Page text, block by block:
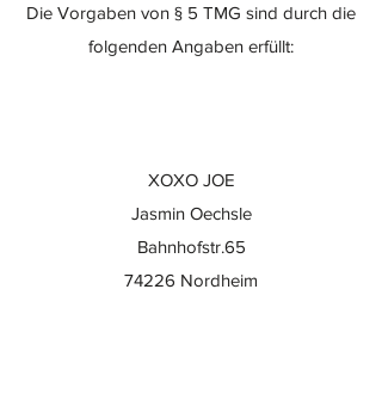
Die Vorgaben von § 5 TMG sind durch die
folgenden Angaben erfüllt:
XOXO JOE
Jasmin Oechsle
Bahnhofstr.65
74226 Nordheim